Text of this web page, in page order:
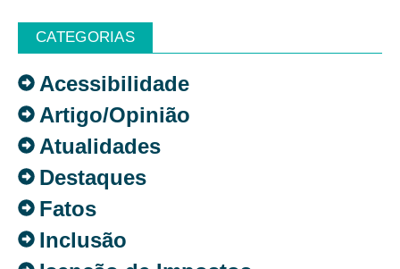
CATEGORIAS
Acessibilidade
Artigo/Opinião
Atualidades
Destaques
Fatos
Inclusão